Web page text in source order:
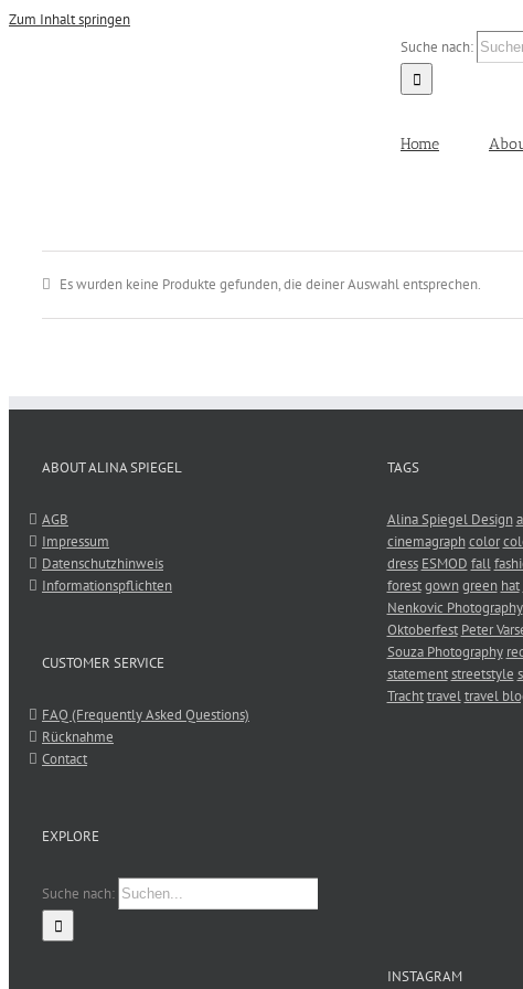
Zum Inhalt springen
Suche nach:
Home
Es wurden keine Produkte gefunden, die deiner Auswahl entsprechen.
ABOUT ALINA SPIEGEL
AGB
Impressum
Datenschutzhinweis
Informationspflichten
CUSTOMER SERVICE
FAQ (Frequently Asked Questions)
Rücknahme
Contact
EXPLORE
Suche nach:
TAGS
Alina Spiegel Design
cinemagraph color
dress ESMOD fall
forest gown green hat
Nenkovic Photography
Oktoberfest Peter
Souza Photography
statement streetstyle
Tracht travel travel
INSTAGRAM